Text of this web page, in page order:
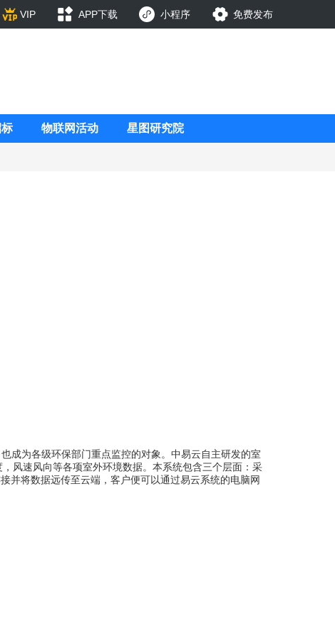
VIP APP下载 小程序 免费发布
物联网活动 星图研究院
成为各级环保部门重点监控的对象。中易云 自主研发的室
风速风向等各项室外环境数据。本系统包含三个层面：采
并将数据远传至云端 ，客户便可以通过易云系统的电脑网